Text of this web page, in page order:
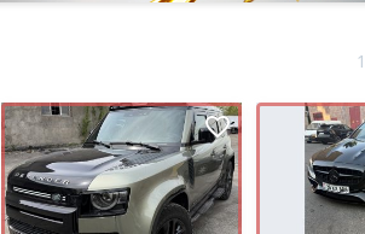
favorite_border